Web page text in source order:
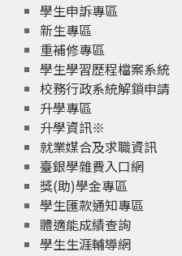
學生申訴專區
新生專區
重補修專區
學生學習歷程檔案系統
校務行政系統解鎖申請
升學專區
升學資訊※
就業媒合及求職資訊
臺銀學雜費入口網
獎(助)學金專區
學生匯款通知專區
體適能成績查詢
學生生涯輔導網